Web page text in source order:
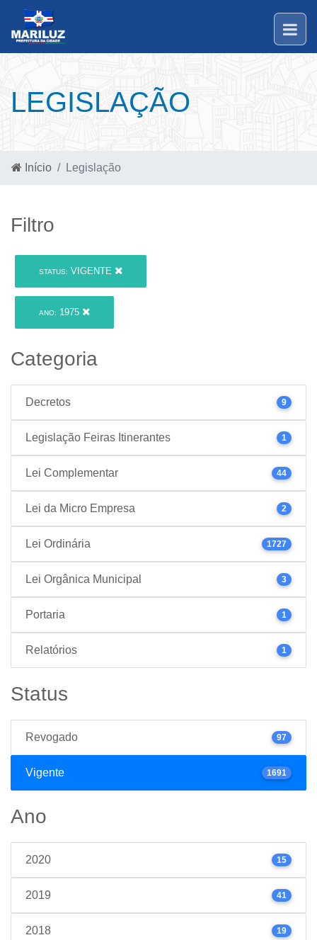
LEGISLAÇÃO
Início Legislação
Filtro
STATUS: VIGENTE
ANO: 1975
Categoria
Decretos 9
Legislação Feiras Itinerantes 1
Lei Complementar 44
Lei da Micro Empresa 2
Lei Ordinária 1727
Lei Orgânica Municipal 3
Portaria 1
Relatórios 1
Status
Revogado 97
Vigente 1691
Ano
2020 15
2019 41
2018 19